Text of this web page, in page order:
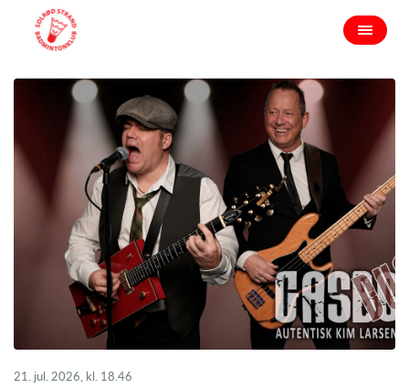
21. jul. 2026, kl. 18.46